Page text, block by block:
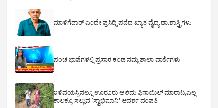
ಮಾಳಿಗೆದಾರ್ ಎಂದೇ ಪ್ರಸಿದ್ದಿ ಪಡೆದ ಖ್ಯಾತ ವೈದ್ಯ ಡಾ.ಶಾಸ್ತ್ರಿಗಳು
ಪಂಚ ಭಾಷೆಗಳಲ್ಲಿ ಪ್ರಸಾರ ಕಂಡ ನಮ್ಮ ಶಾಲಾ ವಾರ್ತೆಗಳು
ಇಳಿವಯಸ್ಸಿನಲ್ಲೂ ಊರೂರು ಅಲೆದು ಫಿನಾಯಿಲ್ ಮಾರಾಟ,ಎಲ್ಲ
ಕಾಲಕ್ಕೂ ಸಲ್ಲುವ `ಸ್ವಾಭಿಮಾನಿ' ಆದರ್ಶ ದಂಪತಿ